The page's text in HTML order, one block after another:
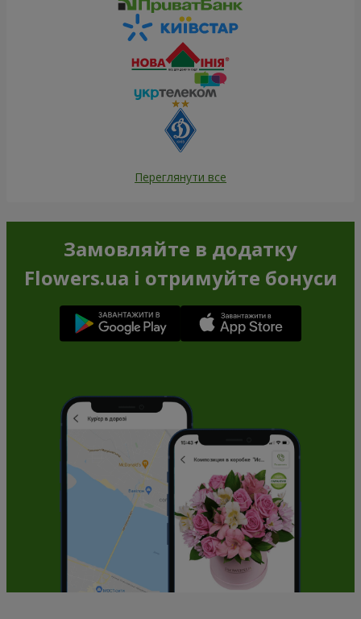
Переглянути все
Замовляйте в додатку
Flowers.ua і отримуйте бонуси